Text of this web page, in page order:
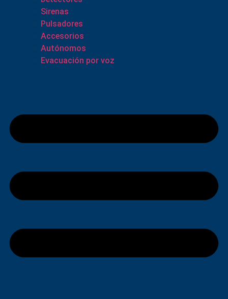
Sirenas
Pulsadores
Accesorios
Autónomos
Evacuación por voz